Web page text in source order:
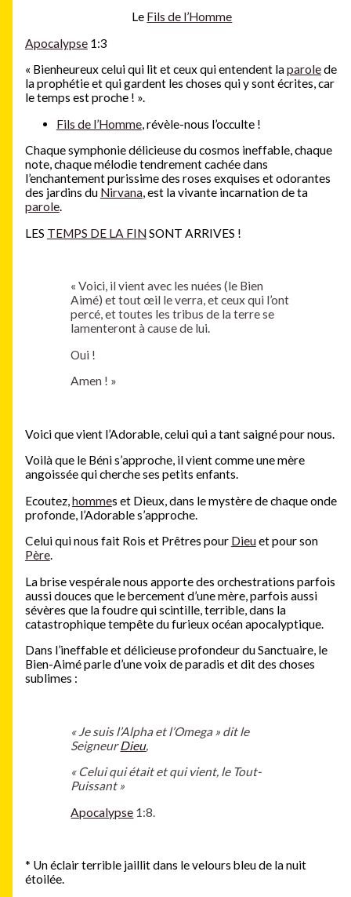
Le Fils de l’Homme
Apocalypse1:3
« Bienheureux celui qui lit et ceux qui entendent laparolede
la prophétie et qui gardent les choses qui y sont écrites, car
le temps est proche ! ».
Fils de l’Homme, révèle-nous l’occulte !
Chaque symphonie délicieuse du cosmos ineffable, chaque
note, chaque mélodie tendrement cachée dans
l’enchantement purissime des roses exquises et odorantes
des jardins du Nirvana, est la vivante incarnation de ta
parole.
LES TEMPS DE LA FINSONT ARRIVES !
« Voici, il vient avec les nuées (le Bien
Aimé) et tout œil le verra, et ceux qui l’ont
percé, et toutes les tribus de la terre se
lamenteront à cause de lui.
Oui !
Amen ! »
Voici que vient l’Adorable, celui qui a tant saigné pour nous.
Voilà que le Béni s’approche, il vient comme une mère
angoissée qui cherche ses petits enfants.
Ecoutez,hommes et Dieux, dans le mystère de chaque onde
profonde, l’Adorable s’approche.
Celui qui nous fait Rois et Prêtres pour Dieuet pour son
Père.
La brise vespérale nous apporte des orchestrations parfois
aussi douces que le bercement d’une mère, parfois aussi
sévères que la foudre qui scintille, terrible, dans la
catastrophique tempête du furieux océan apocalyptique.
Dans l’ineffable et délicieuse profondeur du Sanctuaire, le
Bien-Aimé parle d’une voix de paradis et dit des choses
sublimes :
« Je suis l’Alpha et l’Omega » dit le
SeigneurDieu,
« Celui qui était et qui vient, le Tout-
Puissant »
Apocalypse 1:8.
* Un éclair terrible jaillit dans le velours bleu de la nuit
étoilée.